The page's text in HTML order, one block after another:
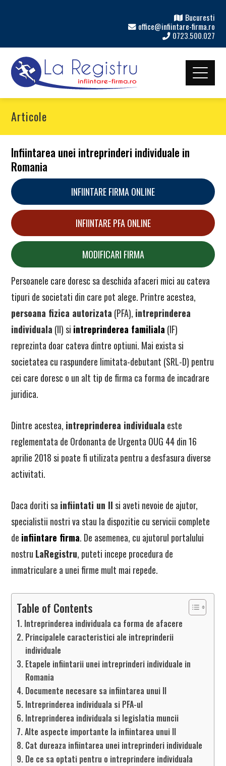
Bucuresti
office@infiintare-firma.ro
0723.500.027
Articole
Infiintarea unei intreprinderi individuale in
Romania
INFIINTARE FIRMA ONLINE
INFIINTARE PFA ONLINE
MODIFICARI FIRMA
Persoanele care doresc sa deschida afaceri mici au cateva
tipuri de societati din care pot alege. Printre acestea,
persoana fizica autorizata (PFA), intreprinderea
individuala (II) si intreprinderea familiala (IF)
reprezinta doar cateva dintre optiuni. Mai exista si
societatea cu raspundere limitata-debutant (SRL-D) pentru
cei care doresc o un alt tip de firma ca forma de incadrare
juridica.
Dintre acestea, intreprinderea individuala este
reglementata de Ordonanta de Urgenta OUG 44 din 16
aprilie 2018 si poate fi utilizata pentru a desfasura diverse
activitati.
Daca doriti sa infiintati un IIsi aveti nevoie de ajutor,
specialistii nostri va stau la dispozitie cu servicii complete
de infiintare firma. De asemenea, cu ajutorul portalului
nostru LaRegistru, puteti incepe procedura de
inmatriculare a unei firme mult mai repede.
Table of Contents
Intreprinderea individuala ca forma de afacere
Principalele caracteristici ale intreprinderii
individuale
Etapele infiintarii unei intreprinderi individuale in
Romania
Documente necesare sa infiintarea unui II
Intreprinderea individuala si PFA-ul
Intreprinderea individuala si legislatia muncii
Alte aspecte importante la infiintarea unui II
Cat dureaza infiintarea unei intreprinderi individuale
De ce sa optati pentru o intreprindere individuala